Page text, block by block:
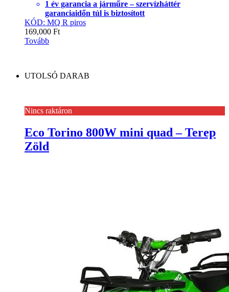
1 év garancia a járműre – szervízháttér
garanciaidőn túl is biztosított
KÓD: MQ R piros
169,000 Ft
Tovább
UTOLSÓ DARAB
Nincs raktáron
Eco Torino 800W mini quad – Terep
Zöld